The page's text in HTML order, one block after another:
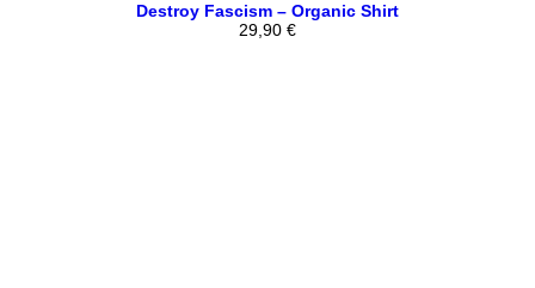
Destroy Fascism – Organic Shirt
29,90 €